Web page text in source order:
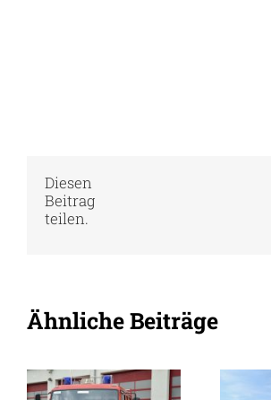
Diesen
Beitrag
teilen.
Ähnliche Beiträge